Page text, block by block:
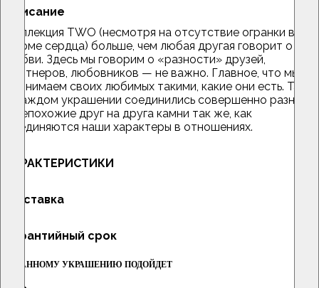
Описание
Коллекция TWO (несмотря на отсутствие огранки в
форме сердца) больше, чем любая другая говорит о
любви. Здесь мы говорим о «разности» друзей,
партнеров, любовников — не важно. Главное, что мы
принимаем своих любимых такими, какие они есть. Так,
в каждом украшении соединились совершенно разные,
и непохожие друг на друга камни так же, как
соединяются наши характеры в отношениях.
ХАРАКТЕРИСТИКИ
Доставка
Гарантийный срок
К ДАННОМУ УКРАШЕНИЮ ПОДОЙДЕТ